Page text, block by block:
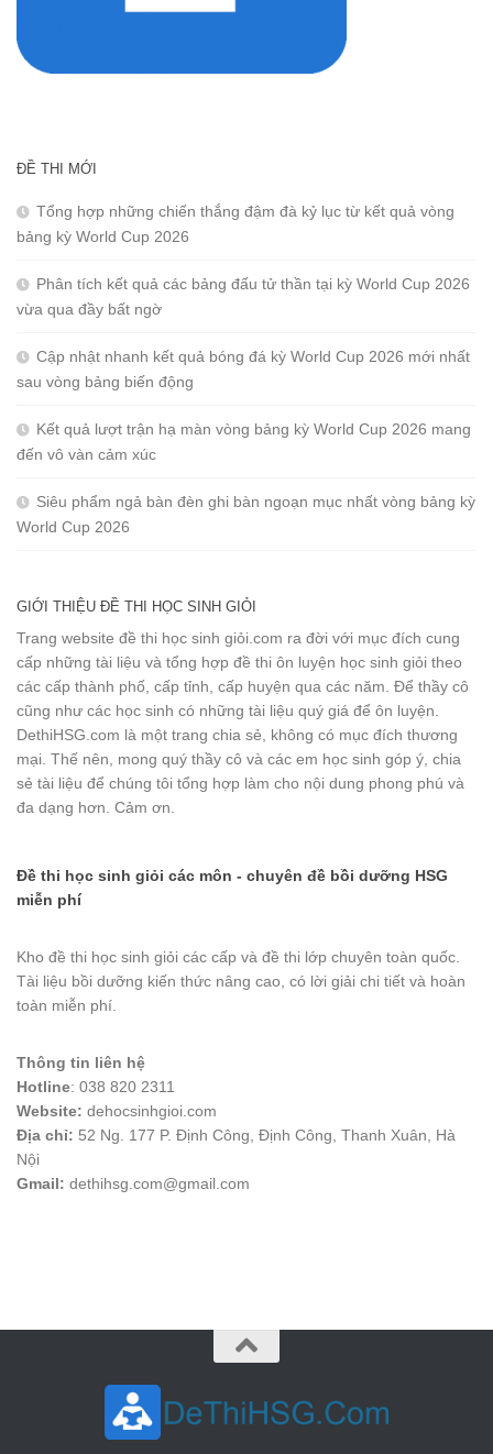
ĐỀ THI MỚI
Tổng hợp những chiến thắng đậm đà kỷ lục từ kết quả vòng
bảng kỳ World Cup 2026
Phân tích kết quả các bảng đấu tử thần tại kỳ World Cup 2026
vừa qua đầy bất ngờ
Cập nhật nhanh kết quả bóng đá kỳ World Cup 2026 mới nhất
sau vòng bảng biến động
Kết quả lượt trận hạ màn vòng bảng kỳ World Cup 2026 mang
đến vô vàn cảm xúc
Siêu phẩm ngả bàn đèn ghi bàn ngoạn mục nhất vòng bảng kỳ
World Cup 2026
GIỚI THIỆU ĐỀ THI HỌC SINH GIỎI
Trang website đề thi học sinh giỏi.com ra đời với mục đích cung
cấp những tài liệu và tổng hợp đề thi ôn luyện học sinh giỏi theo
các cấp thành phố, cấp tỉnh, cấp huyện qua các năm. Để thầy cô
cũng như các học sinh có những tài liệu quý giá để ôn luyện.
DethiHSG.com là một trang chia sẻ, không có mục đích thương
mại. Thế nên, mong quý thầy cô và các em học sinh góp ý, chia
sẻ tài liệu để chúng tôi tổng hợp làm cho nội dung phong phú và
đa dạng hơn. Cảm ơn.
Đề thi học sinh giỏi các môn - chuyên đề bồi dưỡng HSG
miễn phí
Kho đề thi học sinh giỏi các cấp và đề thi lớp chuyên toàn quốc.
Tài liệu bồi dưỡng kiến thức nâng cao, có lời giải chi tiết và hoàn
toàn miễn phí.
Thông tin liên hệ
Hotline: 038 820 2311
Website: dehocsinhgioi.com
Địa chỉ: 52 Ng. 177 P. Định Công, Định Công, Thanh Xuân, Hà
Nội
Gmail: dethihsg.com@gmail.com